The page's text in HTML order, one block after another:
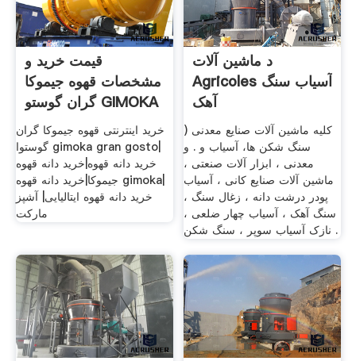
قیمت خرید و
مشخصات قهوه جیموکا
گران گوستو GIMOKA
GRAN
خرید اینترنتی قهوه جیموکا گران
گوستوا gimoka gran gosto|
خرید دانه قهوه|خرید دانه قهوه
جیموکا|خرید دانه قهوه gimoka|
خرید دانه قهوه ایتالیایی| آشپز
مارکت
د ماشین آلات
Agricoles آسیاب سنگ
آهک
کلیه ماشین آلات صنایع معدنی (
سنگ شکن ها، آسیاب و . و
معدنی ، ابزار آلات صنعتی ،
ماشین آلات صنایع کانی ، آسیاب
پودر درشت دانه ، زغال سنگ ،
سنگ آهک ، آسیاب چهار ضلعی ،
نازک آسیاب سوپر ، سنگ شکن .